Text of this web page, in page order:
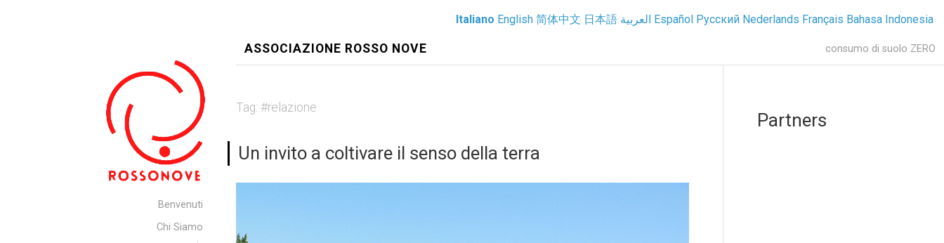
Benvenuti
Chi Siamo
ASSOCIAZIONE ROSSO NOVE consumo di suolo ZERO
Tag: #relazione
Un invito a coltivare il senso della terra
Partners
Italiano English 简体中文 日本語 العربية Español Русский Nederlands Français Bahasa Indonesia